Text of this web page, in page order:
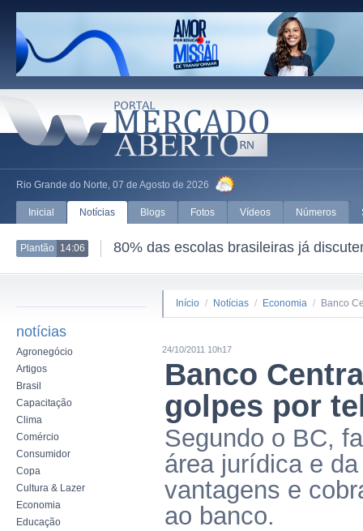
Rio Grande do Norte, 07 de Agosto de 2026
Inicial Notícias Blogs Fotos Vídeos Números
Plantão 14:06 80% das escolas brasileiras já
notícias
Agronegócio
Artigos
Brasil
Capacitação
Clima
Comércio
Consumidor
Copa
Cultura & Lazer
Economia
Educação
Início / Notícias / Economia / Banco
24/10/2011 10h17
Banco
golpes por
Segundo o BC,
área jurídica e
vantagens e
ao banco.